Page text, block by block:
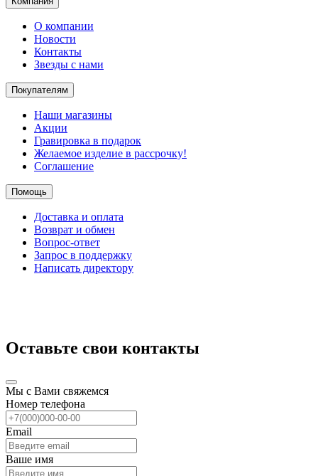
О компании
Новости
Контакты
Звезды с нами
Покупателям
Наши магазины
Акции
Гравировка в подарок
Желаемое изделие в рассрочку!
Соглашение
Помощь
Доставка и оплата
Возврат и обмен
Вопрос-ответ
Запрос в поддержку
Написать директору
Оставьте свои контакты
Мы с Вами свяжемся
Номер телефона
Email
Ваше имя